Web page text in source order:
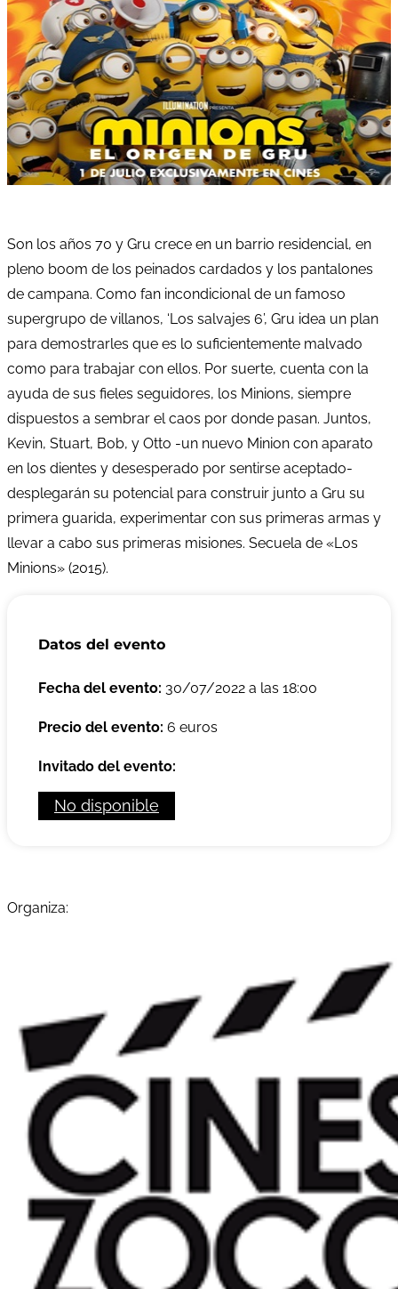
Son los años 70 y Gru crece en un barrio residencial, en
pleno boom de los peinados cardados y los pantalones
de campana. Como fan incondicional de un famoso
supergrupo de villanos, ‘Los salvajes 6’, Gru idea un plan
para demostrarles que es lo suficientemente malvado
como para trabajar con ellos. Por suerte, cuenta con la
ayuda de sus fieles seguidores, los Minions, siempre
dispuestos a sembrar el caos por donde pasan. Juntos,
Kevin, Stuart, Bob, y Otto -un nuevo Minion con aparato
en los dientes y desesperado por sentirse aceptado-
desplegarán su potencial para construir junto a Gru su
primera guarida, experimentar con sus primeras armas y
llevar a cabo sus primeras misiones. Secuela de «Los
Minions» (2015).
Datos del evento
Fecha del evento: 30/07/2022 a las 18:00
Precio del evento: 6 euros
Invitado del evento:
No disponible
Organiza: